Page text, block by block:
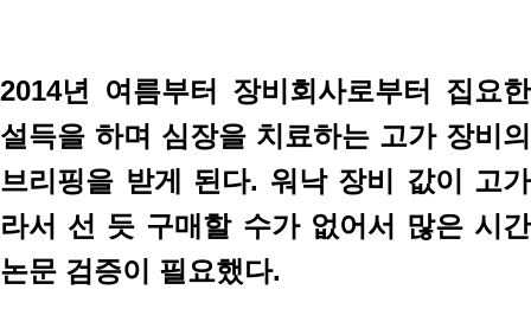
2014년 여름부터 장비회사로부터 집요한
설득을 하며 심장을 치료하는 고가 장비의
브리핑을 받게 된다. 워낙 장비 값이 고가
라서 선 듯 구매할 수가 없어서 많은 시간
논문 검증이 필요했다.